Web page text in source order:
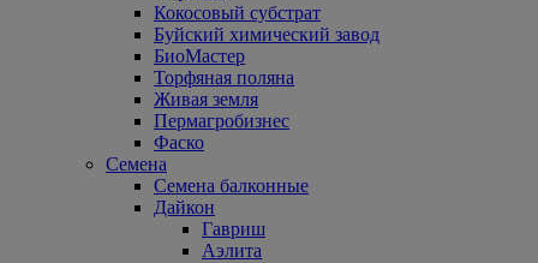
Кокосовый субстрат
Буйский химический завод
БиоМастер
Торфяная поляна
Живая земля
Пермагробизнес
Фаско
Семена
Семена балконные
Дайкон
Гавриш
Аэлита